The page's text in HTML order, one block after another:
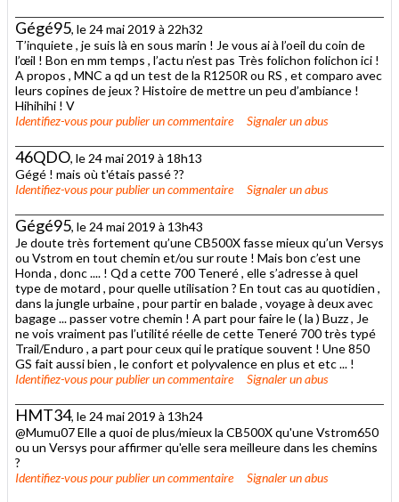
Gégé95, le 24 mai 2019 à 22h32
T’inquiete , je suis là en sous marin ! Je vous ai à l’oeil du coin de
l’œil ! Bon en mm temps , l’actu n’est pas Très folichon folichon ici !
A propos , MNC a qd un test de la R1250R ou RS , et comparo avec
leurs copines de jeux ? Histoire de mettre un peu d’ambiance !
Hihihihi ! V
Identifiez-vouspour publier un commentaire Signaler un abus
46QDO, le 24 mai 2019 à 18h13
Gégé ! mais où t'étais passé ??
Identifiez-vouspour publier un commentaire Signaler un abus
Gégé95, le 24 mai 2019 à 13h43
Je doute très fortement qu’une CB500X fasse mieux qu’un Versys
ou Vstrom en tout chemin et/ou sur route ! Mais bon c’est une
Honda , donc .... ! Qd a cette 700 Teneré , elle s’adresse à quel
type de motard , pour quelle utilisation ? En tout cas au quotidien ,
dans la jungle urbaine , pour partir en balade , voyage à deux avec
bagage ... passer votre chemin ! A part pour faire le ( la ) Buzz , Je
ne vois vraiment pas l’utilité réelle de cette Teneré 700 très typé
Trail/Enduro , a part pour ceux qui le pratique souvent ! Une 850
GS fait aussi bien , le confort et polyvalence en plus et etc ... !
Identifiez-vouspour publier un commentaire Signaler un abus
HMT34, le 24 mai 2019 à 13h24
@Mumu07 Elle a quoi de plus/mieux la CB500X qu'une Vstrom650
ou un Versys pour affirmer qu'elle sera meilleure dans les chemins
?
Identifiez-vouspour publier un commentaire Signaler un abus